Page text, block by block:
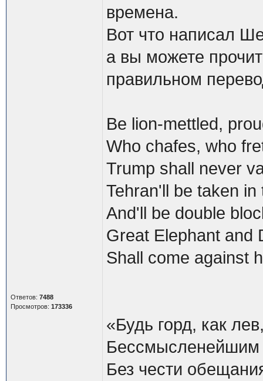
Ответов: 7488
Просмотров: 173336
времена.
Вот что написал
а вы можете
правильном
Be lion-mettled,
Who chafes, who
Trump shall never
Tehran'll be taken
And'll be double
Great Elephant and
Shall come against
«Будь горд, как
Бессмысленейшим
Без чести